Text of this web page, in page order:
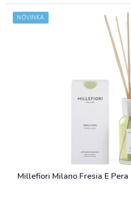
NOVINKA
Millefiori Milano Fresia E